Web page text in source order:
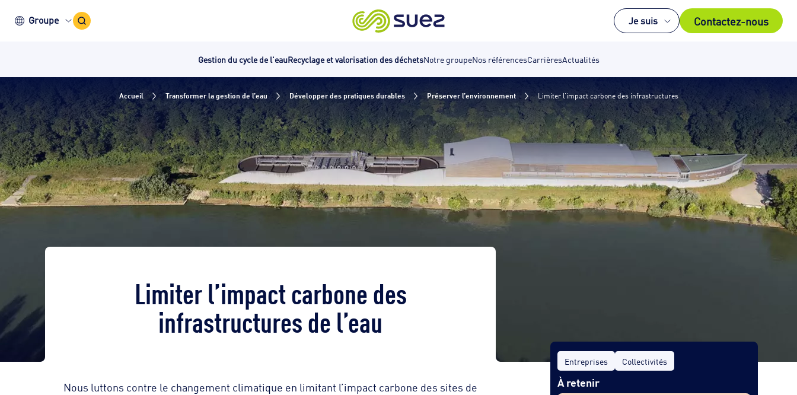
Groupe Icône
recherche Je suis Contactez-nous
Gestion du cycle de l'eauRecyclage et valorisation des déchetsNotre groupeNos référencesCarrièresActualités
Accueil Transformer la gestion de l’eau Développer des pratiques durables Préserver l’environnement Limiter l’impact carbone des infrastructures
Limiter l’impact carbone des
infrastructures de l’eau
Nous luttons contre le changement climatique en limitant l’impact carbone des sites de
Entreprises Collectivités
À retenir